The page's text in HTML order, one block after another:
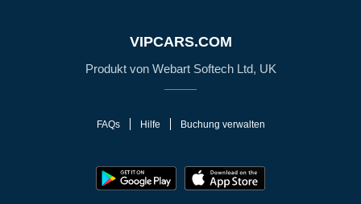
VIPCARS.COM
Produkt von Webart Softech Ltd, UK
FAQs Hilfe Buchung verwalten